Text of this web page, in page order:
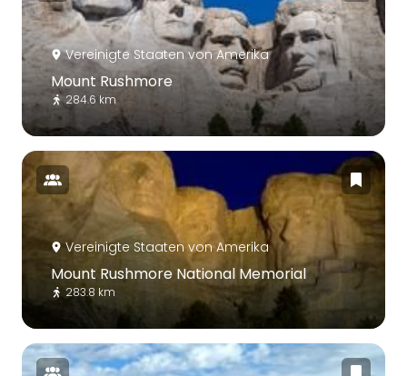
Vereinigte Staaten von Amerika
Mount Rushmore
284.6 km
Vereinigte Staaten von Amerika
Mount Rushmore National Memorial
283.8 km